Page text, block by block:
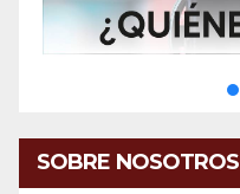
SOBRE NOSOTROS